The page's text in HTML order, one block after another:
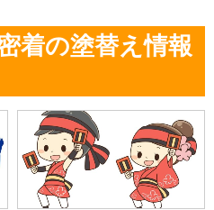
着の塗替え情報